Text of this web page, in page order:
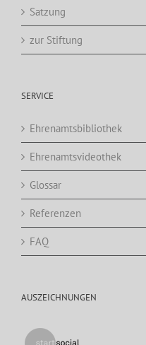
Satzung
zur Stiftung
SERVICE
Ehrenamtsbibliothek
Ehrenamtsvideothek
Glossar
Referenzen
FAQ
AUSZEICHNUNGEN